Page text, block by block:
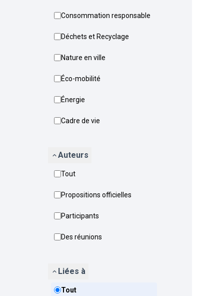
Consommation responsable
Déchets et Recyclage
Nature en ville
Éco-mobilité
Énergie
Cadre de vie
Auteurs
Tout
Propositions officielles
Participants
Des réunions
Liées à
Tout